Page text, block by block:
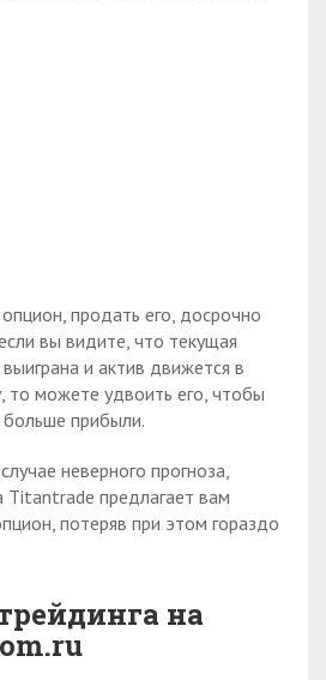
продать его, досрочно
вы видите, что текущая
и актив движется в
то можете удвоить его, чтобы
прибыли.
неверного прогноза,
Titantrade предлагает вам
потеряв при этом гораздо
на